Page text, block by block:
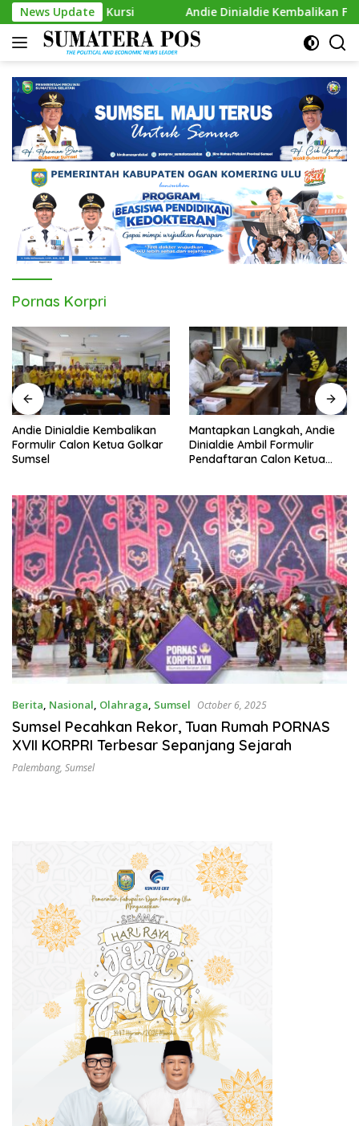
Skip
to
content
News Update
Tambah Kursi Andie Dinialdie Kembalikan Formulir
Pornas Korpri
Andie Dinialdie Kembalikan
Formulir Calon Ketua Golkar
Sumsel
Mantapkan Langkah, Andie
Dinialdie Ambil Formulir
Pendaftaran Calon Ketua
Berita, Nasional, Olahraga, Sumsel October 6, 2025
Sumsel Pecahkan Rekor, Tuan Rumah PORNAS
XVII KORPRI Terbesar Sepanjang Sejarah
Palembang, Sumsel